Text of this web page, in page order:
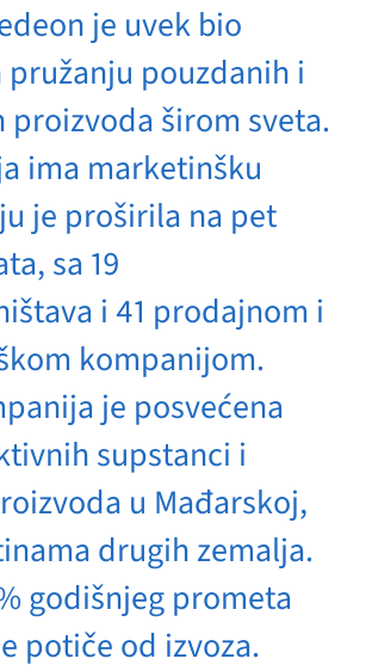
je uvek bio
pružanju pouzdanih i
proizvoda širom sveta.
ima marketinšku
je proširila na pet
sa 19
i 41 prodajnom i
kompanijom.
je posvećena
supstanci i
u Mađarskoj,
drugih zemalja.
godišnjeg prometa
potiče od izvoza.